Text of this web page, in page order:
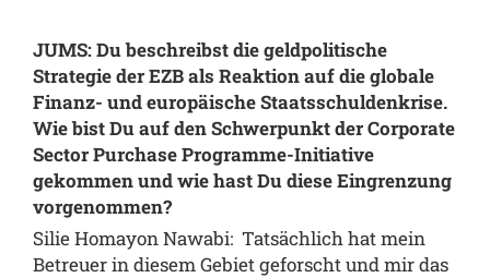
JUMS: Du beschreibst die geldpolitische
Strategie der EZB als Reaktion auf die globale
Finanz- und europäische Staatsschuldenkrise.
Wie bist Du auf den Schwerpunkt der Corporate
Sector Purchase Programme-Initiative
gekommen und wie hast Du diese Eingrenzung
vorgenommen?
Silie Homayon Nawabi: Tatsächlich hat mein
Betreuer in diesem Gebiet geforscht und mir das